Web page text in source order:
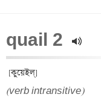
quail 2
(verb intransitive)